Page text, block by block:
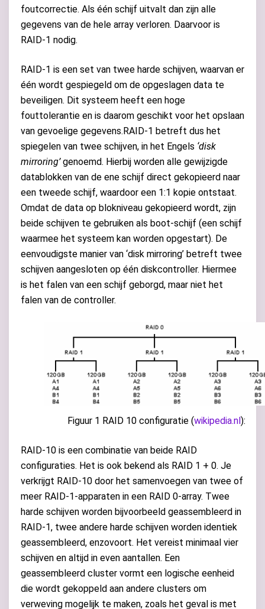
foutcorrectie. Als één schijf uitvalt dan zijn alle
gegevens van de hele array verloren. Daarvoor is
RAID-1 nodig.
RAID-1 is een set van twee harde schijven, waarvan er
één wordt gespiegeld om de opgeslagen data te
beveiligen. Dit systeem heeft een hoge
fouttolerantie en is daarom geschikt voor het opslaan
van gevoelige gegevens.RAID-1 betreft dus het
spiegelen van twee schijven, in het Engels ‘disk
mirroring’genoemd. Hierbij worden alle gewijzigde
datablokken van de ene schijf direct gekopieerd naar
een tweede schijf, waardoor een 1:1 kopie ontstaat.
Omdat de data op blokniveau gekopieerd wordt, zijn
beide schijven te gebruiken als boot-schijf (een schijf
waarmee het systeem kan worden opgestart). De
eenvoudigste manier van ‘disk mirroring’ betreft twee
schijven aangesloten op één diskcontroller. Hiermee
is het falen van een schijf geborgd, maar niet het
falen van de controller.
Figuur 1 RAID 10 configuratie (wikipedia.nl):
RAID-10 is een combinatie van beide RAID
configuraties. Het is ook bekend als RAID 1 + 0. Je
verkrijgt RAID-10 door het samenvoegen van twee of
meer RAID-1-apparaten in een RAID 0-array. Twee
harde schijven worden bijvoorbeeld geassembleerd in
RAID-1, twee andere harde schijven worden identiek
geassembleerd, enzovoort. Het vereist minimaal vier
schijven en altijd in even aantallen. Een
geassembleerd cluster vormt een logische eenheid
die wordt gekoppeld aan andere clusters om
verweving mogelijk te maken, zoals het geval is met